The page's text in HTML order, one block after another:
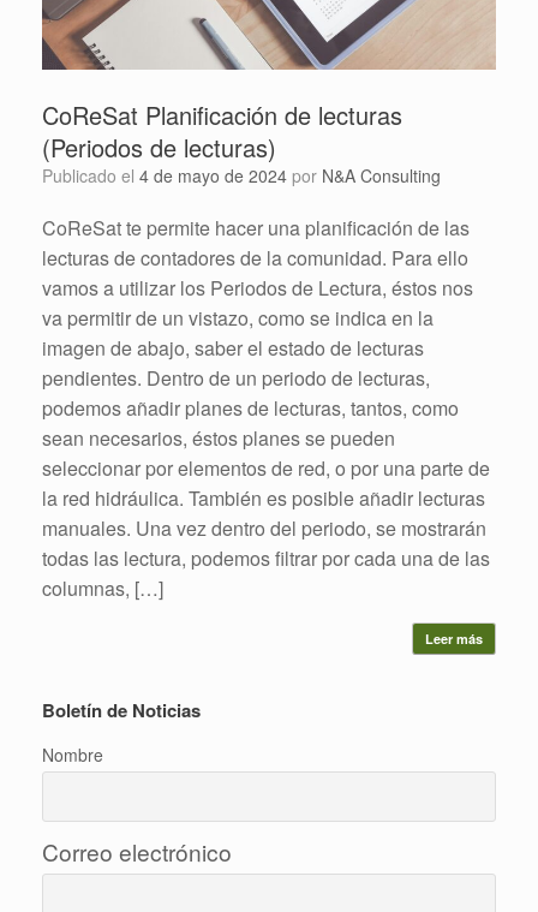
CoReSat Planificación de lecturas
(Periodos de lecturas)
Publicado el 4 de mayo de 2024 por N&A Consulting
CoReSat te permite hacer una planificación de las
lecturas de contadores de la comunidad. Para ello
vamos a utilizar los Periodos de Lectura, éstos nos
va permitir de un vistazo, como se indica en la
imagen de abajo, saber el estado de lecturas
pendientes. Dentro de un periodo de lecturas,
podemos añadir planes de lecturas, tantos, como
sean necesarios, éstos planes se pueden
seleccionar por elementos de red, o por una parte de
la red hidráulica. También es posible añadir lecturas
manuales. Una vez dentro del periodo, se mostrarán
todas las lectura, podemos filtrar por cada una de las
columnas, […]
Leer más
Boletín de Noticias
Nombre
Correo electrónico